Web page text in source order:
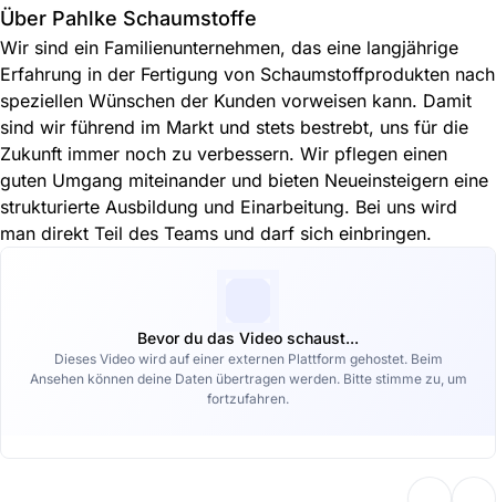
Über Pahlke Schaumstoffe
Wir sind ein Familienunternehmen, das eine langjährige
Erfahrung in der Fertigung von Schaumstoffprodukten nach
speziellen Wünschen der Kunden vorweisen kann. Damit
sind wir führend im Markt und stets bestrebt, uns für die
Zukunft immer noch zu verbessern. Wir pflegen einen
guten Umgang miteinander und bieten Neueinsteigern eine
strukturierte Ausbildung und Einarbeitung. Bei uns wird
man direkt Teil des Teams und darf sich einbringen.
Bevor du das Video schaust...
Dieses Video wird auf einer externen Plattform gehostet. Beim
Ansehen können deine Daten übertragen werden. Bitte stimme zu, um
fortzufahren.